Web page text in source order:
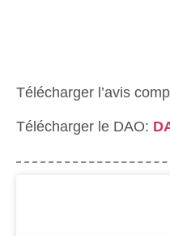
Télécharger l’avis
Télécharger le DAO: